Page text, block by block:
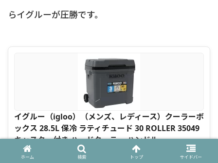
らイグルーが圧勝です。
イグルー（igloo）（メンズ、レディース）クーラーボ
ックス 28.5L 保冷 ラティチュード 30 ROLLER 35049
キャスター付き ハードクーラー ハンドル
ホーム 検索 トップ サイドバー